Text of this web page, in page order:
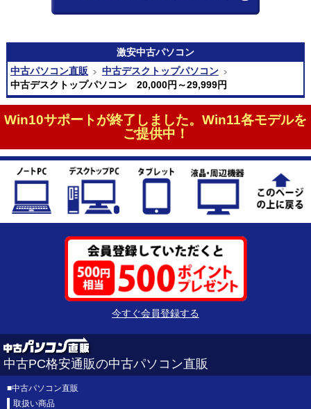
激安中古パソコン
中古パソコン直販
中古デスクトップパソコン
中古デスクトップパソコン 20,000円～29,999円
Win10サポートが終了しました。Win11各モデルを
ご提供中！
今すぐ会員登録する
中古PC格安通販の中古パソコン直販
■中古パソコン直販
取扱い商品